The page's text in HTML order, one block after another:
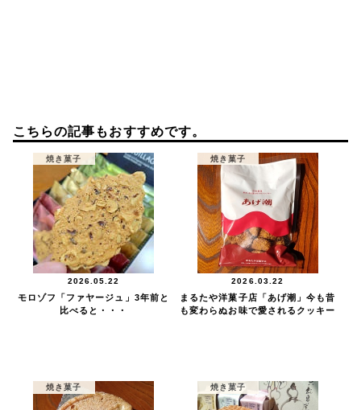
こちらの記事もおすすめです。
焼き菓子
2026.05.22
モロゾフ「ファヤージュ」3年前と
比べると・・・
焼き菓子
2026.03.22
まるたや洋菓子店「あげ潮」今も昔
も変わらぬお味で愛されるクッキー
焼き菓子 焼き菓子